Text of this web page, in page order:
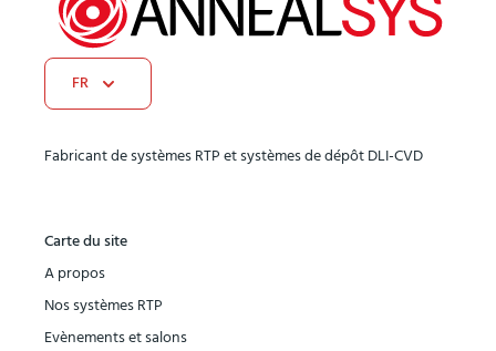
FR
Fabricant de systèmes RTP et systèmes de dépôt DLI-CVD
Carte du site
A propos
Nos systèmes RTP
Evènements et salons